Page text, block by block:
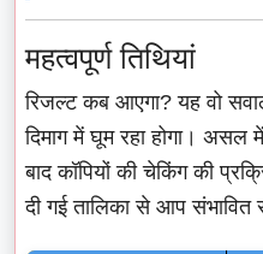
महत्वपूर्ण तिथियां
रिजल्ट कब आएगा? यह वो
दिमाग में घूम रहा होगा। असल
बाद कॉपियों की चेकिंग की
दी गई तालिका से आप